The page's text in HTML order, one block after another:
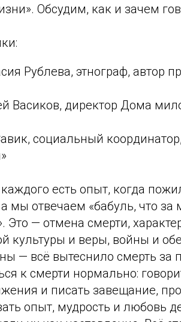
Обсудим, как и зачем
Рублева, этнограф, автор
Васиков, директор Дома
социальный
есть опыт, когда
мы отвечаем «бабуль, что
Это — отмена смерти,
культуры и веры, войны и
— всё вытеснило смерть за
к смерти нормально:
и писать завещание,
опыт, мудрость и любовь